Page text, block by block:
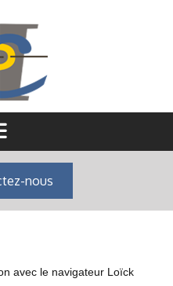
nous
avec le navigateur Loïck